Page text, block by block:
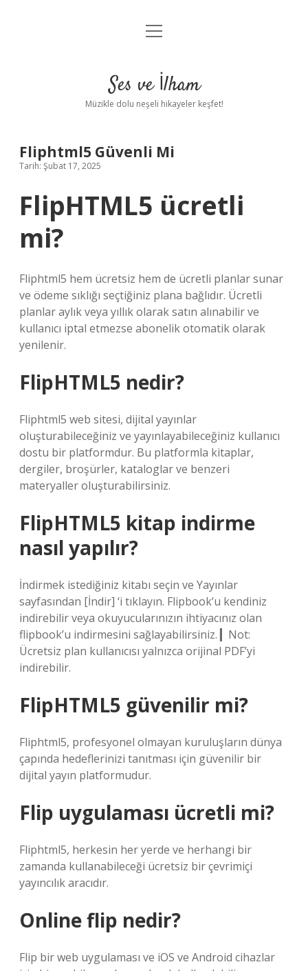
Anasayfa
Yasal Uyarı
menüyü
Ses ve İlham
Müzikle dolu neşeli hikayeler keşfet!
Fliphtml5 Güvenli Mi
Tarih: Şubat 17, 2025
FlipHTML5 ücretli
mi?
Fliphtml5 hem ücretsiz hem de ücretli planlar sunar
ve ödeme sıklığı seçtiğiniz plana bağlıdır. Ücretli
planlar aylık veya yıllık olarak satın alınabilir ve
kullanıcı iptal etmezse abonelik otomatik olarak
yenilenir.
FlipHTML5 nedir?
Fliphtml5 web sitesi, dijital yayınlar
oluşturabileceğiniz ve yayınlayabileceğiniz kullanıcı
dostu bir platformdur. Bu platformla kitaplar,
dergiler, broşürler, kataloglar ve benzeri
materyaller oluşturabilirsiniz.
FlipHTML5 kitap indirme
nasıl yapılır?
İndirmek istediğiniz kitabı seçin ve Yayınlar
sayfasından [İndir] ‘i tıklayın. Flipbook’u kendiniz
indirebilir veya okuyucularınızın ihtiyacınız olan
flipbook’u indirmesini sağlayabilirsiniz. ▎Not:
Ücretsiz plan kullanıcısı yalnızca orijinal PDF’yi
indirebilir.
FlipHTML5 güvenilir mi?
Fliphtml5, profesyonel olmayan kuruluşların dünya
çapında hedeflerinizi tanıtması için güvenilir bir
dijital yayın platformudur.
Flip uygulaması ücretli mi?
Fliphtml5, herkesin her yerde ve herhangi bir
zamanda kullanabileceği ücretsiz bir çevrimiçi
yayıncılık aracıdır.
Online flip nedir?
Flip bir web uygulaması ve iOS ve Android cihazlar